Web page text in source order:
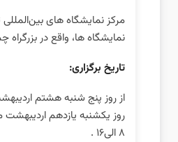
مرکز نمایشگاه‌ های
نمایشگاه‌ ها، واقع در
تاریخ برگزاری:
8 الی16 .